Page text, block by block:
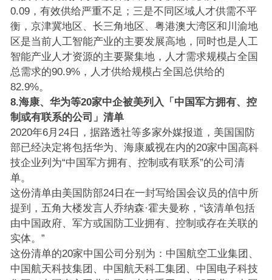
0.09，有效供给严重不足；三是不同区域人才供需不平
衡，京津冀地区、长三角地区、粤港澳大湾区和川渝地
区是当前人工智能产业的主要发展高地，同时也是人工
智能产业人才资源的主要聚集地，人才需求规模占全国
总需求的90.9%，人才供给规模占全国总供给的
82.9%。
8.海康、华为等20家中企被美列入「中国军方拥有、控
制或有联系的公司」清单
2020年6月24日，据路透社等多家外媒报道，美国国防
部已经决定将包括华为、海康威视在内的20家中国高科
技企业列为“中国军方拥有、控制或有联系”的公司清
单。
这份清单由美国防部24日在一封写给国会议员的信中所
提到，五角大楼发言人乔纳森·霍夫曼称，“该清单包括
由中国政府、军方或国防工业拥有、控制或存在关联的
实体。”
这份清单的20家中国公司分别为：中国航空工业集团、
中国航天科技集团、中国航天科工集团、中国电子科技